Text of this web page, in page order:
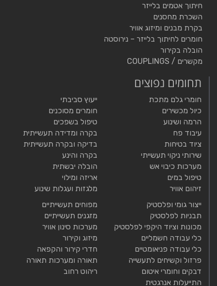
חיתוך אטמים בלייזר
השכרת מחסנים
בקרת מבנים ומיזוג אוויר
חומרים לחיתוך בלייזר – נירוסטה
הובלה בקירור
מקשרים / COUPLINGS
תחומים נפוצים
חומרי גלם מתכת
כיול מכשירים
הרמה ושינוע
עיבוד פח
ציוד בטיחות
שירותי ניקוי תעשייתי
מערכות כיבוי אש
טיפול במים
זיהום אוויר
ייעוץ סביבתי
חומרים מסוכנים
טיפול בשפכים
בקרה ומדידה תעשייתית
בדיקה ובקרה תעשייתית
בקרה והינע
הובלה יבשתית
אריזה ומילוי
מלגזות ועגלות שינוע
ייצור גומי ופלסטיק
תבניות לפלסטיק
מכונות וציוד היקפי לפלסטיק
כלי עבודה חשמליים
כלי עבודה פניאומטיים
פרזול וקשיחים לתעשייה
דבקים וחומרי איטום
התייעלות אנרגטית
מפוחים תעשייתיים
מזגנים תעשייתיים
מערכות סינון אוויר
מיזוג וקירור
חדרי קירור והקפאה
תאורה ומערכות תאורה
ריהוט רחוב